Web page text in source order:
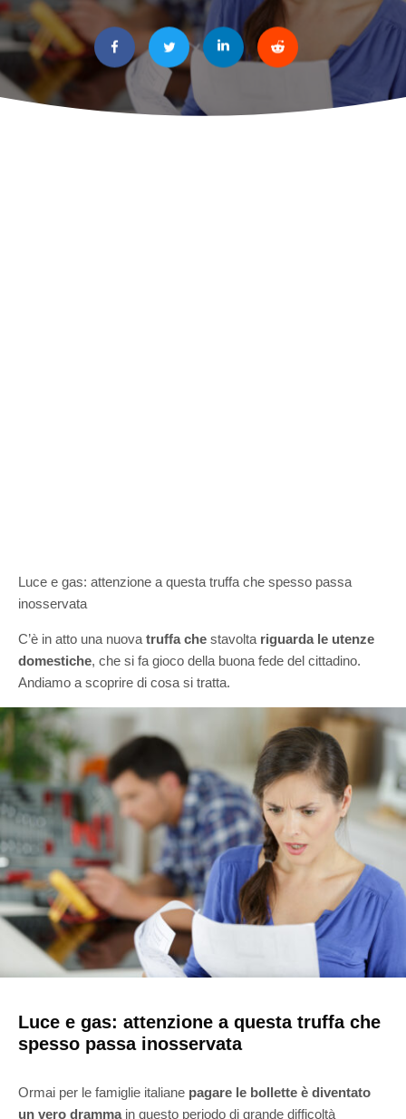
Luce e gas: attenzione a questa truffa che spesso passa
inosservata
C’è in atto una nuova truffa che stavolta riguarda le utenze
domestiche, che si fa gioco della buona fede del cittadino.
Andiamo a scoprire di cosa si tratta.
Luce e gas: attenzione a questa truffa che
spesso passa inosservata
Ormai per le famiglie italiane pagare le bollette è diventato
un vero drammain questo periodo di grande difficoltà